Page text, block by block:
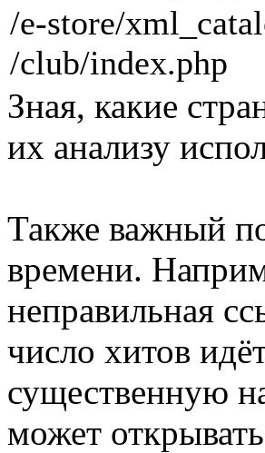
/e-store/
/club/index.php
Зная, какие
их анализу
Также важный
времени.
неправильная
число хитов
существенную
может